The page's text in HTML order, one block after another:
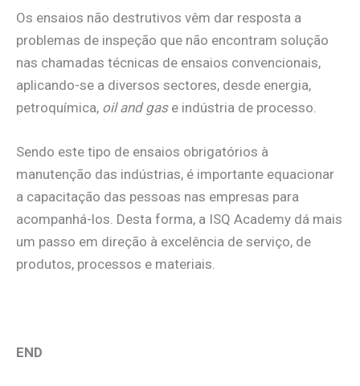
Os ensaios não destrutivos vêm dar resposta a
problemas de inspeção que não encontram solução
nas chamadas técnicas de ensaios convencionais,
aplicando-se a diversos sectores, desde energia,
petroquímica, oil and gase indústria de processo.
Sendo este tipo de ensaios obrigatórios à
manutenção das indústrias, é importante equacionar
a capacitação das pessoas nas empresas para
acompanhá-los. Desta forma, a ISQ Academy dá mais
um passo em direção à excelência de serviço, de
produtos, processos e materiais.
END